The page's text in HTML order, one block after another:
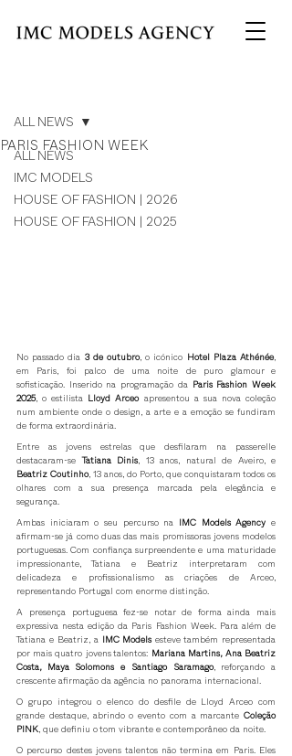
ALL NEWS
IMC MODELS
HOUSE OF FASHION | 2026
HOUSE OF FASHION | 2025
ALL NEWS
PARIS FASHION WEEK
No passado dia 3 de outubro, o icónico Hotel Plaza Athénée,
em Paris, foi palco de uma noite de puro glamour e
sofisticação. Inserido na programação da
Paris Fashion Week
2025, o estilista Lloyd Arceo apresentou a sua nova coleção
num ambiente onde o design, a arte e a emoção se fundiram
de forma extraordinária.
Entre as jovens estrelas que desfilaram na passerelle
destacaram-se Tatiana Dinis
Beatriz Coutinho, 13 anos, do Porto, que conquistaram todos os
olhares com a sua presença marcada pela elegância e
segurança.
Ambas iniciaram o seu percurso na IMC Models Agency e
afirmam-se já como duas das mais promissoras jovens modelos
portuguesas. Com confiança surpreendente e uma maturidade
impressionante, Tatiana e Beatriz interpretaram com
delicadeza e profissionalismo as criações de Arceo,
representando Portugal com enorme distinção.
A presença portuguesa fez-se notar de forma ainda mais
expressiva nesta edição da Paris Fashion Week. Para além de
Tatiana e Beatriz, a
IMC Models esteve também representada
por mais quatro jovens talentos: Mariana Martins, Ana Beatriz
Costa, Maya Solomons e Santiago Saramago, reforçando a
crescente afirmação da agência no panorama internacional.
O grupo integrou o elenco do desfile de Lloyd Arceo com
grande destaque, abrindo o evento com a marcante Coleção
PINK , que definiu o tom vibrante e contemporâneo da noite.
O percurso destes jovens talentos não termina em Paris. Eles